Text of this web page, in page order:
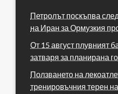
Петролът поскъпва
на Иран за Ормузкия
От 15 август плувният
затваря за планирана
Ползването на
тренировъчния терен